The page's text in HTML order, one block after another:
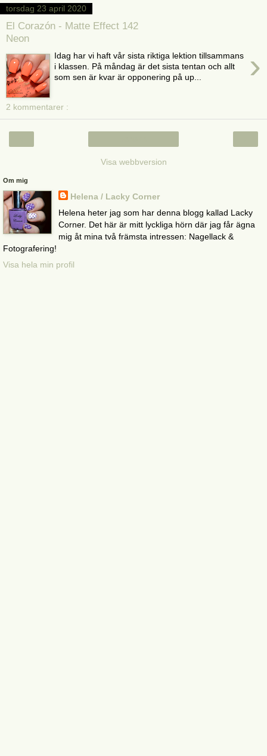
torsdag 23 april 2020
El Corazón - Matte Effect 142
Neon
›
Idag har vi haft vår sista riktiga lektion tillsammans
i klassen. På måndag är det sista tentan och allt
som sen är kvar är opponering på up...
2 kommentarer :
Visa webbversion
Om mig
Helena / Lacky Corner
Helena heter jag som har denna blogg kallad Lacky
Corner. Det här är mitt lyckliga hörn där jag får ägna
mig åt mina två främsta intressen: Nagellack &
Fotografering!
Visa hela min profil